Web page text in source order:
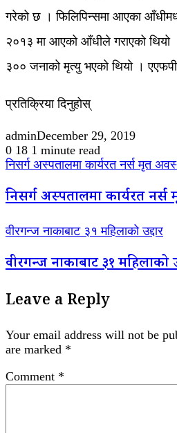
गरेको छ । फिलिपिन्समा आएका
२०१३ मा आएको आँधीले गराएको थियो
३०० जनाको मृत्यु भएको थियो । एएफपी
प्रतिक्रिया दिनुहोस्
adminDecember 29, 2019
0 18 1 minute read
निसर्ग अस्पतालमा कार्यरत नर्स मृत
निसर्ग अस्पतालमा कार्यरत
वीरगन्ज नाकाबाट ३१ महिलाको उद्दार
वीरगन्ज नाकाबाट ३१ महिलाको
Leave a Reply
Your email address will not be
are marked *
Comment *